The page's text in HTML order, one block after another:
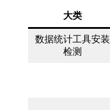
大类
数据统计工具安装
检测